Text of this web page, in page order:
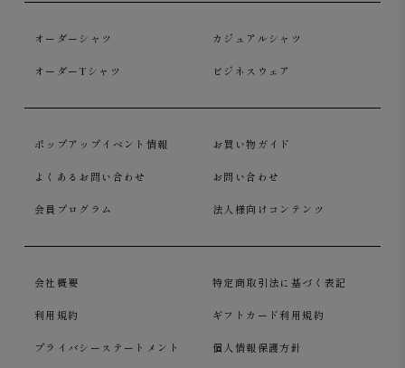
オーダーシャツ カジュアルシャツ
オーダーTシャツ ビジネスウェア
ポップアップイベント情報 お買い物ガイド
よくあるお問い合わせ お問い合わせ
会員プログラム 法人様向けコンテンツ
会社概要 特定商取引法に基づく表記
利用規約 ギフトカード利用規約
プライバシーステートメント 個人情報保護方針